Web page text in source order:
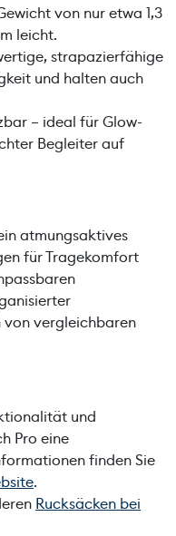
von nur etwa 1,3
leicht.
strapazierfähige
und halten auch
– ideal für Glow-
Begleiter auf
atmungsaktives
für Tragekomfort
vergleichbaren
und
Pro eine
finden Sie
.
Rucksäcken bei